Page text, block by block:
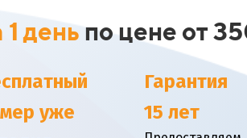
1 день по цене от
уже
Гарантия
15 лет